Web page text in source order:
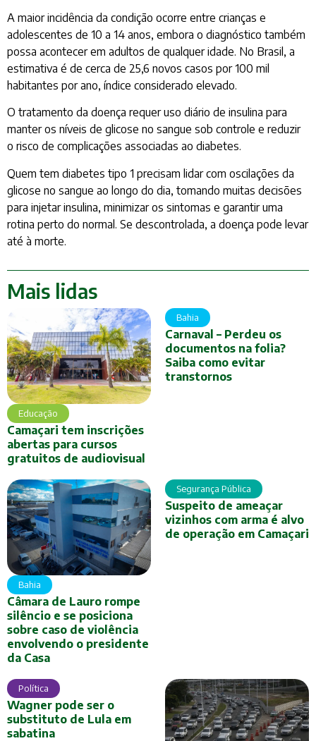
A maior incidência da condição ocorre entre crianças e
adolescentes de 10 a 14 anos, embora o diagnóstico também
possa acontecer em adultos de qualquer idade. No Brasil, a
estimativa é de cerca de 25,6 novos casos por 100 mil
habitantes por ano, índice considerado elevado.
O tratamento da doença requer uso diário de insulina para
manter os níveis de glicose no sangue sob controle e reduzir
o risco de complicações associadas ao diabetes.
Quem tem diabetes tipo 1 precisam lidar com oscilações da
glicose no sangue ao longo do dia, tomando muitas decisões
para injetar insulina, minimizar os sintomas e garantir uma
rotina perto do normal. Se descontrolada, a doença pode levar
até à morte.
Mais lidas
Educação
Camaçari tem inscrições
abertas para cursos
gratuitos de audiovisual
Bahia
Carnaval – Perdeu os
documentos na folia?
Saiba como evitar
transtornos
Bahia
Câmara de Lauro rompe
silêncio e se posiciona
sobre caso de violência
envolvendo o presidente
da Casa
Segurança Pública
Suspeito de ameaçar
vizinhos com arma é alvo
de operação em Camaçari
Política
Wagner pode ser o
substituto de Lula em
sabatina